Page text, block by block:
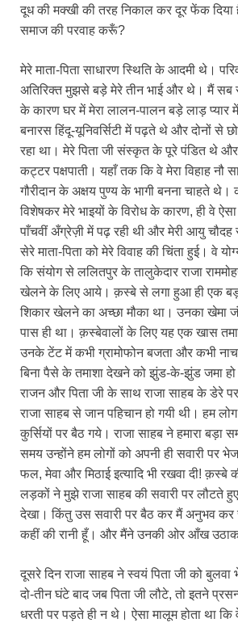
दूध की मक्खी की तरह निकाल कर दूर फेंक दिया
समाज की परवाह करूँ?
मेरे माता-पिता साधारण स्थिति के आदमी थे।
अतिरिक्त मुझसे बड़े मेरे तीन भाई और थे। मैं सब
के कारण घर में मेरा लालन-पालन बड़े लाड़ प्यार
बनारस हिंदू-यूनिवर्सिटी में पढ़ते थे और दोनों से
रहा था। मेरे पिता जी संस्कृत के पूरे पंडित थे और
कट्टर पक्षपाती। यहाँ तक कि वे मेरा विहाह नौ
गौरीदान के अक्षय पुण्य के भागी बनना चाहते
विशेषकर मेरे भाइयों के विरोध के कारण, ही वे
पाँचवीं अँग्रेज़ी में पढ़ रही थी और मेरी आयु
सेरे माता-पिता को मेरे विवाह की चिंता हुई। वे
कि संयोग से ललितपुर के तालुकेदार राजा
खेलने के लिए आये। क़स्बे से लगा हुआ ही एक
शिकार खेलने का अच्छा मौका था। उनका खेमा
पास ही था। क़स्बेवालों के लिए यह एक खास
उनके टेंट में कभी ग्रामोफोन बजता और कभी
बिना पैसे के तमाशा देखने को झुंड-के-झुंड जमा हो
राजन और पिता जी के साथ राजा साहब के डेरे
राजा साहब से जान पहिचान हो गयी थी। हम
कुर्सियों पर बैठ गये। राजा साहब ने हमारा बड़ा
समय उन्होंने हम लोगों को अपनी ही सवारी पर
फल, मेवा और मिठाई इत्यादि भी रखवा दी!
लड़कों ने मुझे राजा साहब की सवारी पर लौटते
देखा। किंतु उस सवारी पर बैठ कर मैं अनुभव कर
कहीं की रानी हूँ। और मैंने उनकी ओर आँख
दूसरे दिन राजा साहब ने स्वयं पिता जी को
दो-तीन घंटे बाद जब पिता जी लौटे, तो इतने
धरती पर पड़ते ही न थे। ऐसा मालूम होता था कि